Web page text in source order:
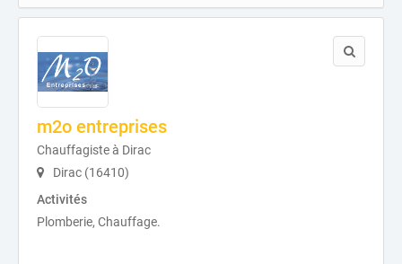
m2o entreprises
Chauffagiste à Dirac
Dirac (16410)
Activités
Plomberie, Chauffage.